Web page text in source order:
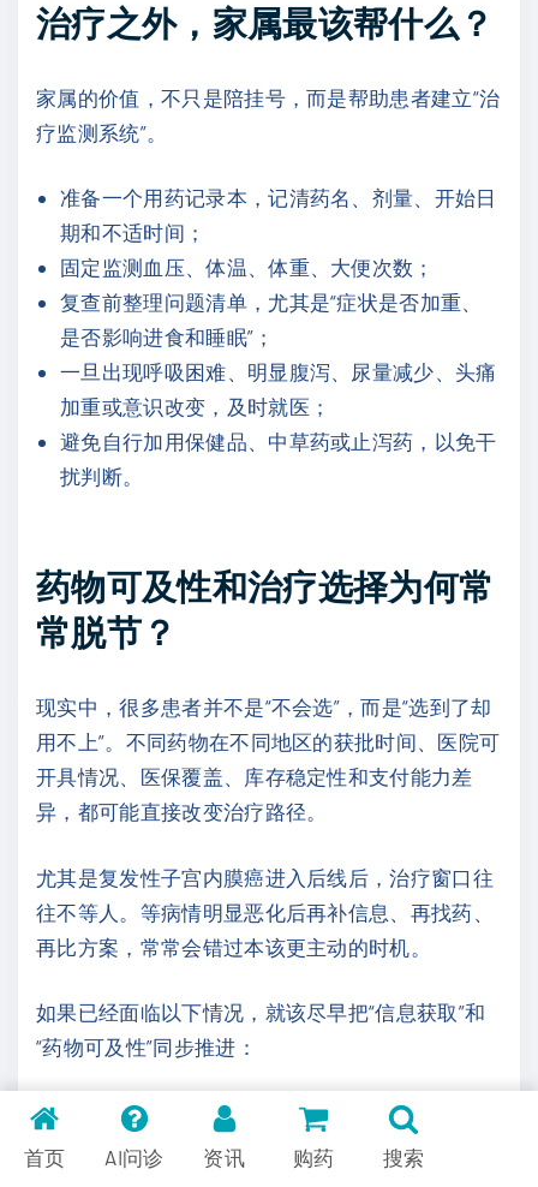
治疗之外，家属最该帮什么？
家属的价值，不只是陪挂号，而是帮助患者建立“治
疗监测系统”。
准备一个用药记录本，记清药名、剂量、开始日
期和不适时间；
固定监测血压、体温、体重、大便次数；
复查前整理问题清单，尤其是“症状是否加重、
是否影响进食和睡眠”；
一旦出现呼吸困难、明显腹泻、尿量减少、头痛
加重或意识改变，及时就医；
避免自行加用保健品、中草药或止泻药，以免干
扰判断。
药物可及性和治疗选择为何常
常脱节？
现实中，很多患者并不是“不会选”，而是“选到了却
用不上”。不同药物在不同地区的获批时间、医院可
开具情况、医保覆盖、库存稳定性和支付能力差
异，都可能直接改变治疗路径。
尤其是复发性子宫内膜癌进入后线后，治疗窗口往
往不等人。等病情明显恶化后再补信息、再找药、
再比方案，常常会错过本该更主动的时机。
如果已经面临以下情况，就该尽早把“信息获取”和
“药物可及性”同步推进：
医生提示需要尽快切换到仑伐替尼联合帕博利珠
单抗；
首页 AI问诊 资讯 购药 搜索